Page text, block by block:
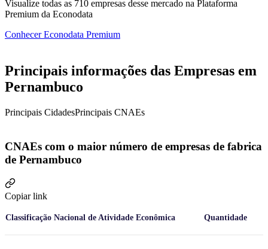
Visualize todas as 710 empresas desse mercado na Plataforma
Premium da Econodata
Conhecer Econodata Premium
Principais informações das Empresas em
Pernambuco
Principais CidadesPrincipais CNAEs
CNAEs com o maior número de empresas de fabrica
de Pernambuco
Copiar link
Classificação Nacional de Atividade Econômica Quantidade